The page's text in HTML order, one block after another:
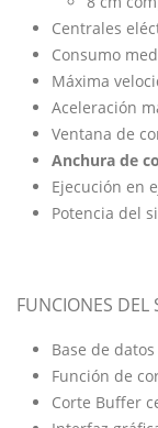
Centrales
Consumo
Máxima
Aceleración
Ventana de
Anchura de
Ejecución en
Potencia del
FUNCIONES DEL
Base de datos
Función de
Corte Buffer